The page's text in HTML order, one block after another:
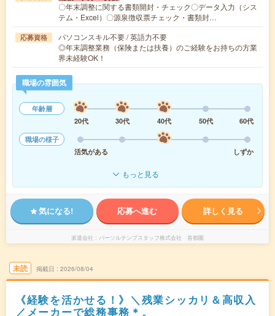
〇年末調整に関する書類開封・チェック〇データ入力（シス
テム・Excel）〇源泉徴収票チェック・書類封…
応募資格
パソコンスキル不要 / 英語力不要
◎年末調整業務（保険または扶養）のご経験をお持ちの方業
界未経験OK！
職場の雰囲気
年齢層
20代
30代 40代 50代
60代
職場の様子
活気がある
しずか
もっと見る
気になる! 応募へ進む 詳しく見る
派遣会社 パーソルテンプスタッフ株式会社 首都圏
未読 掲載日 2026/08/04
《経験を活かせる！》＼残業シッカリ＆高収入
／メーカーで総務事務＊。